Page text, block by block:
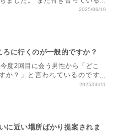
ははじめから私が負担するも
2025/06/19
に行くのが一般的ですか？
度2回目に会う男性から「どこ
か？」と言われているのです
目にお会いする時はところに
2025/06/11
に近い場所ばかり提案されま